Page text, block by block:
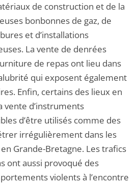
de construction et de la
bonbonnes de gaz, de
et d’installations
La vente de denrées
de repas ont lieu dans
qui exposent également
Enfin, certains des lieux en
vente d’instruments
d’être utilisés comme des
irrégulièrement dans les
Grande-Bretagne. Les trafics
ont aussi provoqué des
violents à l’encontre